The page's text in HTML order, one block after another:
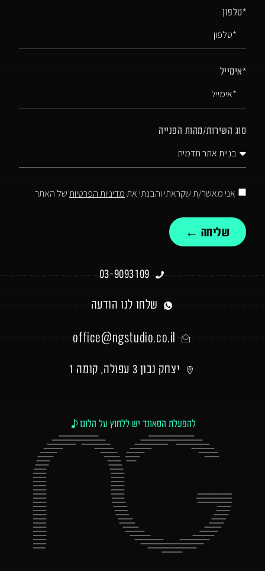
*טלפון
*אימייל
סוג השירות/מהות הפנייה
אני מאשר/ת שקראתי והבנתי אתמדיניות הפרטיותשל האתר
שליחה ←
03-9093109
שלחו לנו הודעה
office@ngstudio.co.il
יצחק נבון 3 עפולה, קומה 1
להפעלת הסאונד יש ללחוץ על הלוגו